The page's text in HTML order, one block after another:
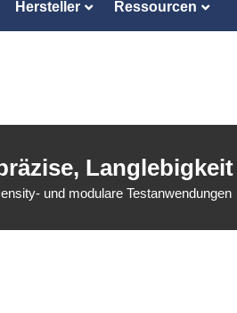
Hersteller Ressourcen
und modulare Testanwendungen